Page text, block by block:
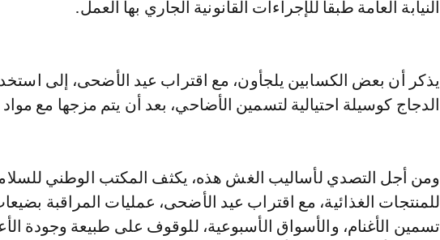
النيابة العامة طبقا للإجراءات القانونية الجاري بها العمل.
يذكر أن بعض الكسابين يلجأون، مع اقتراب عيد الأضحى، إلى
الدجاج كوسيلة احتيالية لتسمين الأضاحي، بعد أن يتم مزجها مع
ومن أجل التصدي لأساليب الغش هذه، يكثف المكتب الوطني
للمنتجات الغذائية، مع اقتراب عيد الأضحى، عمليات المراقبة
تسمين الأغنام، والأسواق الأسبوعية، للوقوف على طبيعة وجودة